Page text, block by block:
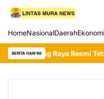
HomeNasionalDaerahEkonomi
BERITA HARI INI
Resmi Tetapkan Siaga